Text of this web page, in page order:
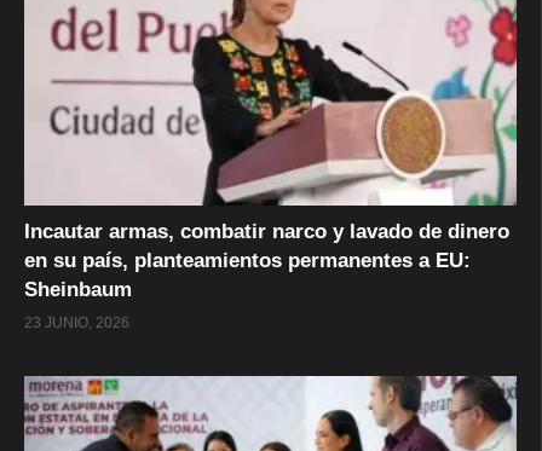
Incautar armas, combatir narco y lavado de dinero
en su país, planteamientos permanentes a EU:
Sheinbaum
23 JUNIO, 2026